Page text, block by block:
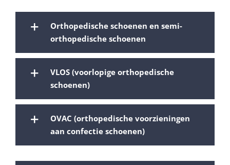
Orthopedische schoenen en semi-
orthopedische schoenen
VLOS (voorlopige orthopedische
schoenen)
OVAC (orthopedische voorzieningen
aan confectie schoenen)